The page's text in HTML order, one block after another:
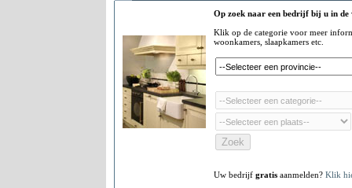
Op zoek naar een bedrijf bij u in
Klik op de categorie voor meer
woonkamers, slaapkamers etc.
Uw bedrijf gratis aanmelden? Klik